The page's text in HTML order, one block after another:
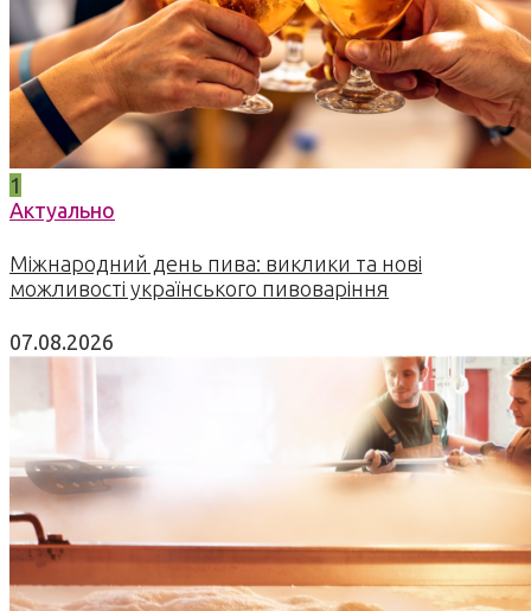
1
Актуально
Міжнародний день пива: виклики та нові
можливості українського пивоваріння
07.08.2026